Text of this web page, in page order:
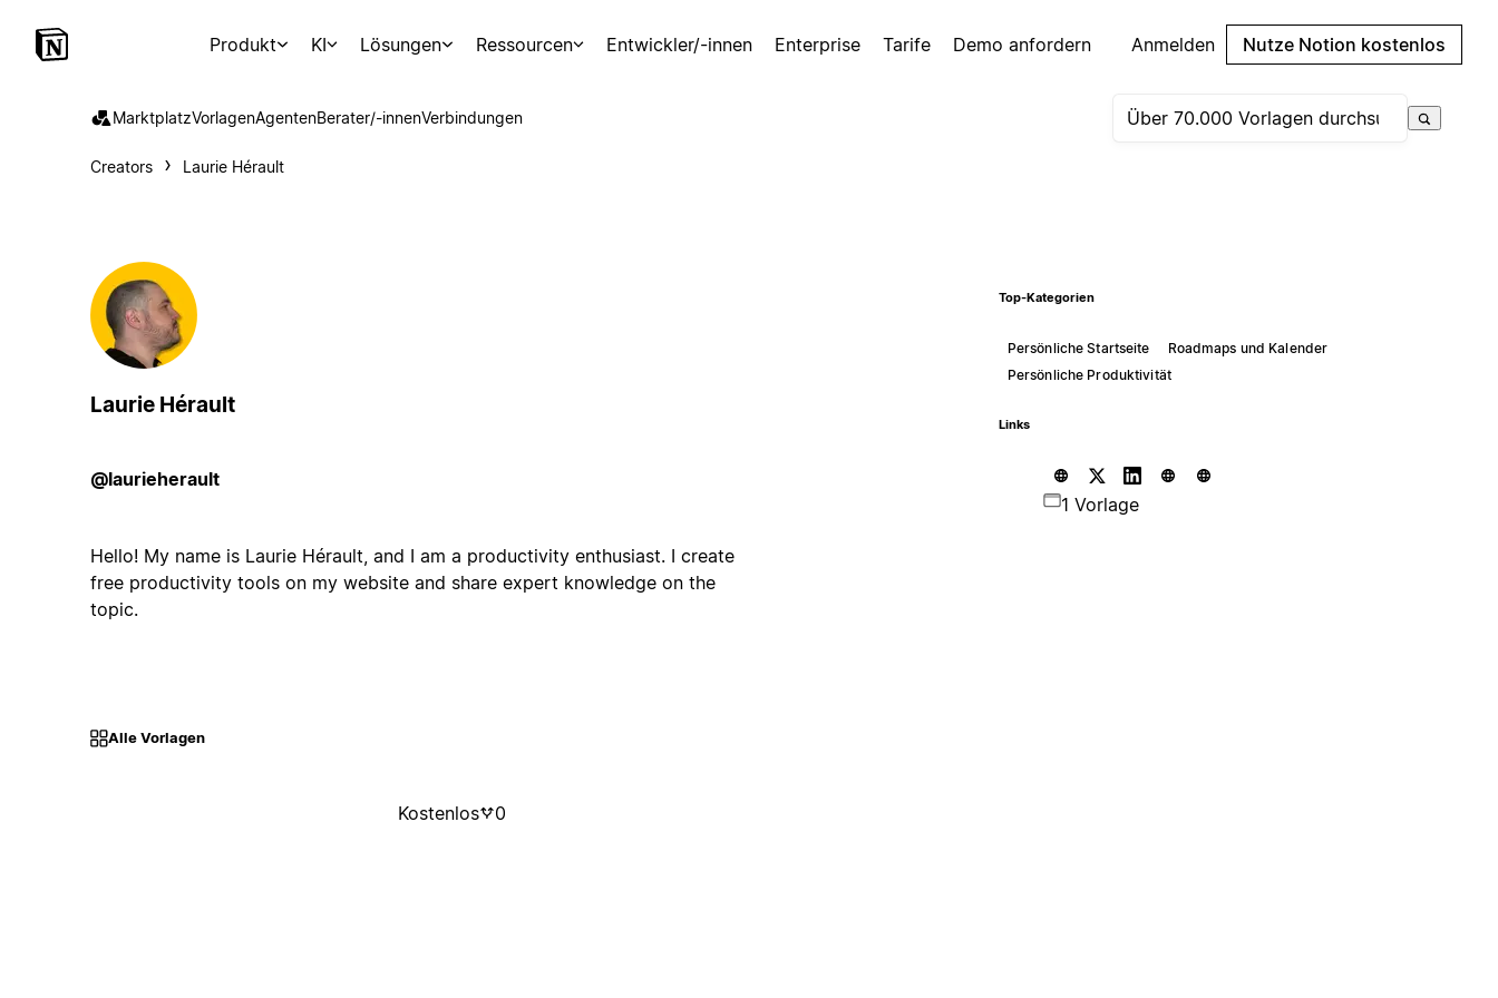
Produkt KI Lösungen Ressourcen Entwickler/-innen Enterprise Tarife Demo anfordern Anmelden Nutze Notion kostenlos
MarktplatzVorlagenAgentenBerater/-innenVerbindungen
Creators Laurie Hérault
Laurie Hérault
@laurieherault
Hello! My name is Laurie Hérault, and I am a productivity enthusiast. I create
free productivity tools on my website and share expert knowledge on the
topic.
Top-Kategorien
Persönliche Startseite
Roadmaps und Kalender
Persönliche Produktivität
Links
1 Vorlage
Alle Vorlagen
Kostenlos 0